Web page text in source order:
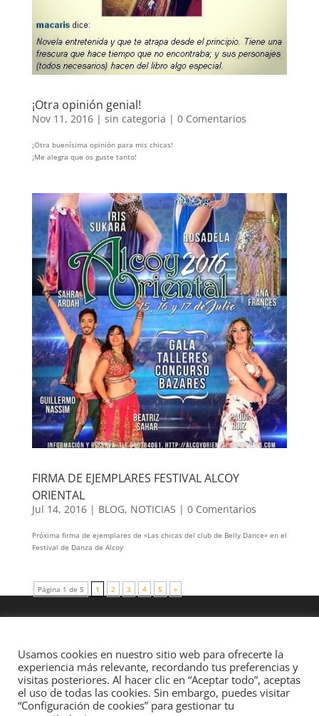
¡Otra opinión genial!
Nov 11, 2016| sin categoria | 0 Comentarios
¡Otra buenísima opinión para mis chicas!
¡Me alegra que os guste tanto!
FIRMA DE EJEMPLARES FESTIVAL ALCOY
ORIENTAL
Jul 14, 2016| BLOG, NOTICIAS | 0 Comentarios
Próxima firma de ejemplares de «Las chicas del club de Belly Dance» en el
Festival de Danza de Alcoy
Página 1 de 5 1 2 3 4 5 »
Usamos cookies en nuestro sitio web para ofrecerte la
experiencia más relevante, recordando tus preferencias y
visitas posteriores. Al hacer clic en “Aceptar todo”, aceptas
el uso de todas las cookies. Sin embargo, puedes visitar
“Configuración de cookies” para gestionar tu